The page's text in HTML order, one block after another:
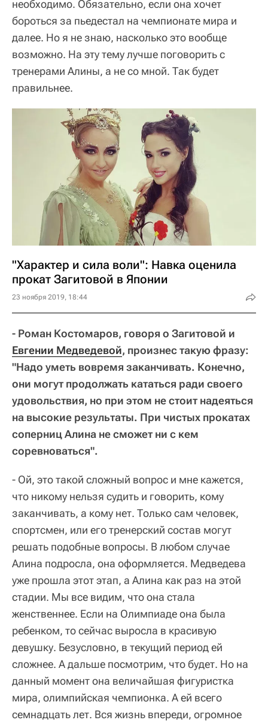
необходимо. Обязательно, если она хочет
бороться за пьедестал на чемпионате мира и
далее. Но я не знаю, насколько это вообще
возможно. На эту тему лучше поговорить с
тренерами Алины, а не со мной. Так будет
правильнее.
"Характер и сила воли": Навка оценила
прокат Загитовой в Японии
23 ноября 2019, 18:44
- Роман Костомаров, говоря о Загитовой и
Евгении Медведевой, произнес такую фразу:
"Надо уметь вовремя заканчивать. Конечно,
они могут продолжать кататься ради своего
удовольствия, но при этом не стоит надеяться
на высокие результаты. При чистых прокатах
соперниц Алина не сможет ни с кем
соревноваться".
- Ой, это такой сложный вопрос и мне кажется,
что никому нельзя судить и говорить, кому
заканчивать, а кому нет. Только сам человек,
спортсмен, или его тренерский состав могут
решать подобные вопросы. В любом случае
Алина подросла, она оформляется. Медведева
уже прошла этот этап, а Алина как раз на этой
стадии. Мы все видим, что она стала
женственнее. Если на Олимпиаде она была
ребенком, то сейчас выросла в красивую
девушку. Безусловно, в текущий период ей
сложнее. А дальше посмотрим, что будет. Но на
данный момент она величайшая фигуристка
мира, олимпийская чемпионка. А ей всего
семнадцать лет. Вся жизнь впереди, огромное